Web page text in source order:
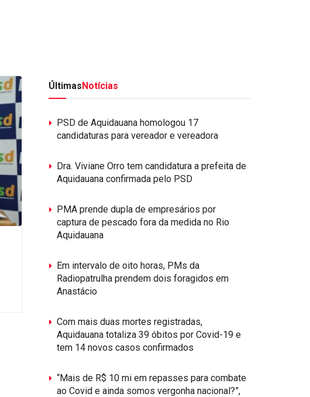
ÚltimasNotícias
PSD de Aquidauana homologou 17
candidaturas para vereador e vereadora
Dra. Viviane Orro tem candidatura a prefeita de
Aquidauana confirmada pelo PSD
PMA prende dupla de empresários por
captura de pescado fora da medida no Rio
Aquidauana
Em intervalo de oito horas, PMs da
Radiopatrulha prendem dois foragidos em
Anastácio
Com mais duas mortes registradas,
Aquidauana totaliza 39 óbitos por Covid-19 e
tem 14 novos casos confirmados
“Mais de R$ 10 mi em repasses para combate
ao Covid e ainda somos vergonha nacional?”,